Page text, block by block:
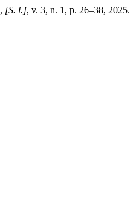
, [S. l.], v. 3, n. 1, p. 26–38, 2025.